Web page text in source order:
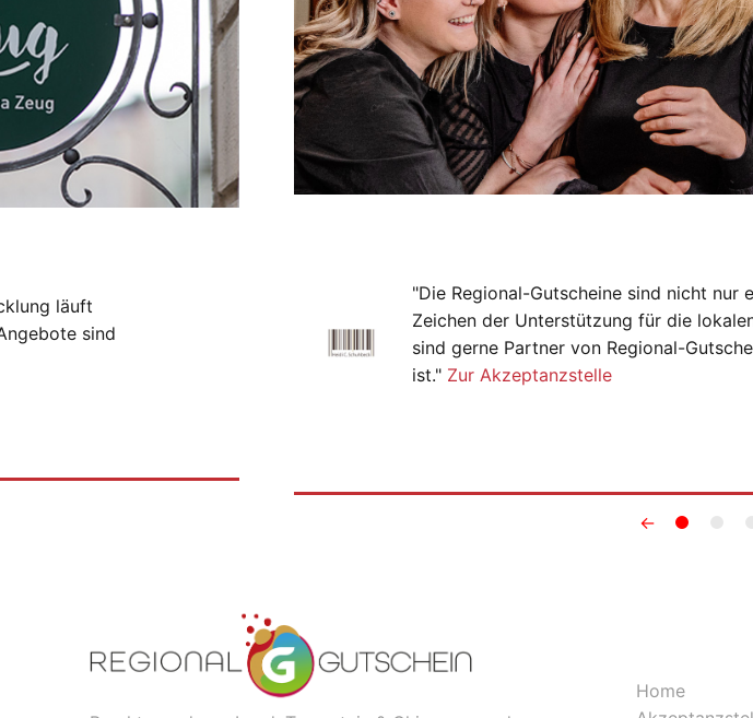
läuft
sind
"Die Regional-Gutscheine sind nicht nur
Zeichen der Unterstützung für die
sind gerne Partner von Regional-
ist." Zur Akzeptanzstelle
←
Home